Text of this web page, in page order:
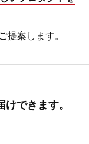
提案します。
できます。